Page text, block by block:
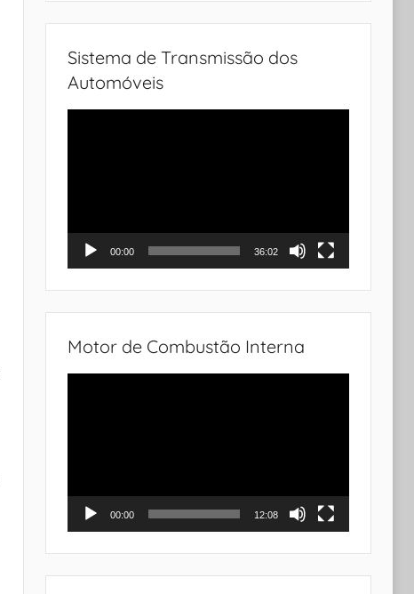
Sistema de Transmissão dos
Automóveis
00:00 36:02
Motor de Combustão Interna
00:00 12:08